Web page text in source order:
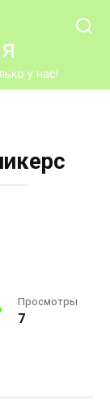
у нас!
Просмотры
7